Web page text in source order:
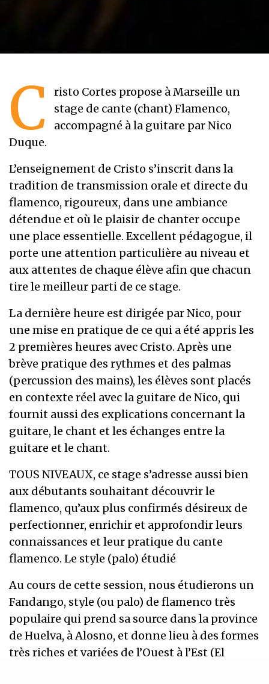
C
risto Cortes propose à Marseille un
stage de cante (chant) Flamenco,
accompagné à la guitare par Nico
Duque.
L’enseignement de Cristo s’inscrit dans la
tradition de transmission orale et directe du
flamenco, rigoureux, dans une ambiance
détendue et où le plaisir de chanter occupe
une place essentielle. Excellent pédagogue, il
porte une attention particulière au niveau et
aux attentes de chaque élève afin que chacun
tire le meilleur parti de ce stage.
La dernière heure est dirigée par Nico, pour
une mise en pratique de ce qui a été appris les
2 premières heures avec Cristo. Après une
brève pratique des rythmes et des palmas
(percussion des mains), les élèves sont placés
en contexte réel avec la guitare de Nico, qui
fournit aussi des explications concernant la
guitare, le chant et les échanges entre la
guitare et le chant.
TOUS NIVEAUX, ce stage s’adresse aussi bien
aux débutants souhaitant découvrir le
flamenco, qu’aux plus confirmés désireux de
perfectionner, enrichir et approfondir leurs
connaissances et leur pratique du cante
flamenco. Le style (palo) étudié
Au cours de cette session, nous étudierons un
Fandango, style (ou palo) de flamenco très
populaire qui prend sa source dans la province
de Huelva, à Alosno, et donne lieu à des formes
très riches et variées de l’Ouest à l’Est (El